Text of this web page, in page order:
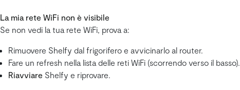
La mia rete WiFi non è visibile
Se non vedi la tua rete WiFi, prova a:
Rimuovere Shelfy dal frigorifero e avvicinarlo al router.
Fare un refresh nella lista delle reti WiFi (scorrendo verso il basso).
Riavviare Shelfy e riprovare.